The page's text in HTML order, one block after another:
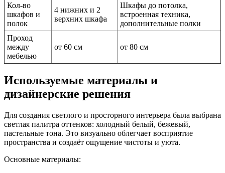
Кол-во
шкафов и
полок
4 нижних и 2
верхних шкафа
Шкафы до потолка,
встроенная техника,
дополнительные полки
Проход
между
мебелью
от 60 см от 80 см
Используемые материалы и
дизайнерские решения
Для создания светлого и просторного интерьера была выбрана
светлая палитра оттенков: холодный белый, бежевый,
пастельные тона. Это визуально облегчает восприятие
пространства и создаёт ощущение чистоты и уюта.
Основные материалы: